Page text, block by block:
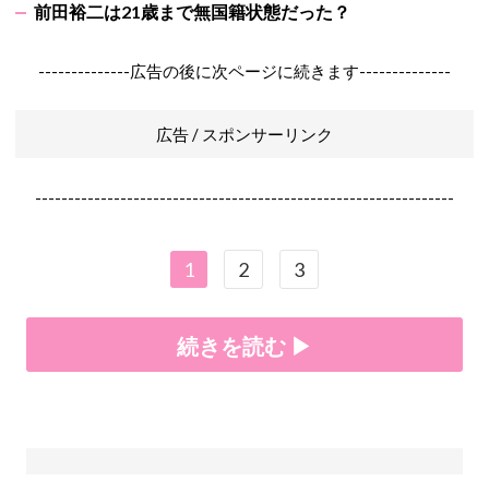
前田裕二は21歳まで無国籍状態だった？
--------------広告の後に次ページに続きます--------------
広告 / スポンサーリンク
----------------------------------------------------------------
1 2 3
続きを読む ▶